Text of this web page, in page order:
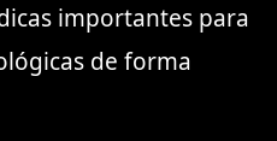
importantes para
de forma